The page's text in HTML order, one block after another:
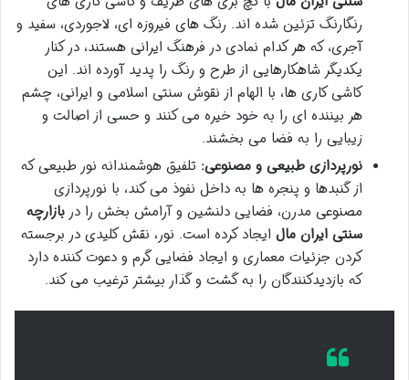
رنگارنگ تزئین شده اند. رنگ های فیروزه ای، لاجوردی، سفید و
آجری، که هر کدام نمادی در فرهنگ ایرانی هستند، در کنار
یکدیگر شاهکارهایی از طرح و رنگ را پدید آورده اند. این
کاشی کاری ها، با الهام از نقوش سنتی اسلامی و ایرانی، چشم
هر بیننده ای را به خود خیره می کنند و حسی از اصالت و
زیبایی را به فضا می بخشند.
نورپردازی طبیعی و مصنوعی: تلفیق هوشمندانه نور طبیعی که
از گنبدها و پنجره ها به داخل نفوذ می کند، با نورپردازی
مصنوعی مدرن، فضایی دلنشین و آرامش بخش را در بازارچه
سنتی ایران مال ایجاد کرده است. نور، نقش کلیدی در برجسته
کردن جزئیات معماری و ایجاد فضایی گرم و دعوت کننده دارد
که بازدیدکنندگان را به گشت و گذار بیشتر ترغیب می کند.